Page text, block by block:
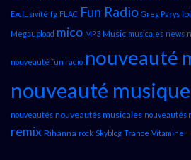
Exclusivité fg FLAC Fun Radio Greg Parys
Megaupload mico MP3 Music musicales news
nouveauté fun radio nouveauté
nouveauté musique
nouveautés nouveautés musicales nouveautés
remix Rihanna rock Skyblog Trance Vitamine